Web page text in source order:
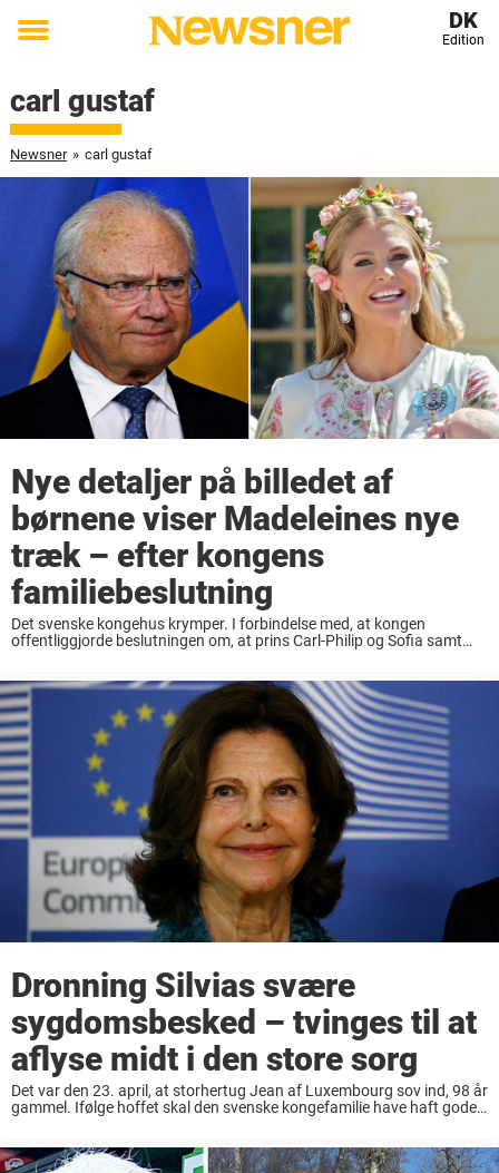
Toggle
DK
Edition
carl gustaf
Newsner » carl gustaf
Nye detaljer på billedet af
børnene viser Madeleines nye
træk – efter kongens
familiebeslutning
Det svenske kongehus krymper. I forbindelse med, at kongen
offentliggjorde beslutningen om, at prins Carl-Philip og Sofia samt
Dronning Silvias svære
sygdomsbesked – tvinges til at
aflyse midt i den store sorg
Det var den 23. april, at storhertug Jean af Luxembourg sov ind, 98 år
gammel. Ifølge hoffet skal den svenske kongefamilie have haft gode